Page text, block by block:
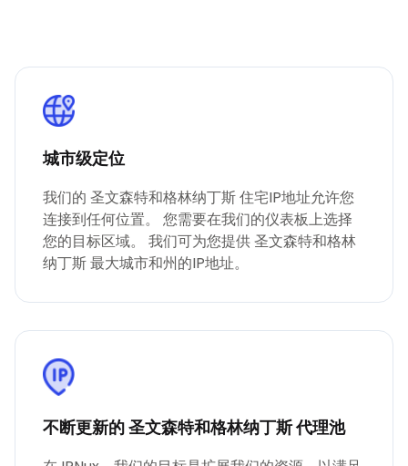
城市级定位
我们的 圣文森特和格林纳丁斯 住宅IP地址允许您
连接到任何位置。 您需要在我们的仪表板上选择
您的目标区域。 我们可为您提供 圣文森特和格林
纳丁斯 最大城市和州的IP地址。
不断更新的 圣文森特和格林纳丁斯 代理池